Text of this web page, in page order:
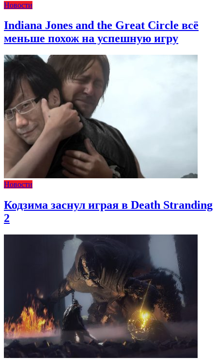
Новости
Indiana Jones and the Great Circle всё
меньше похож на успешную игру
Новости
Кодзима заснул играя в Death Stranding
2